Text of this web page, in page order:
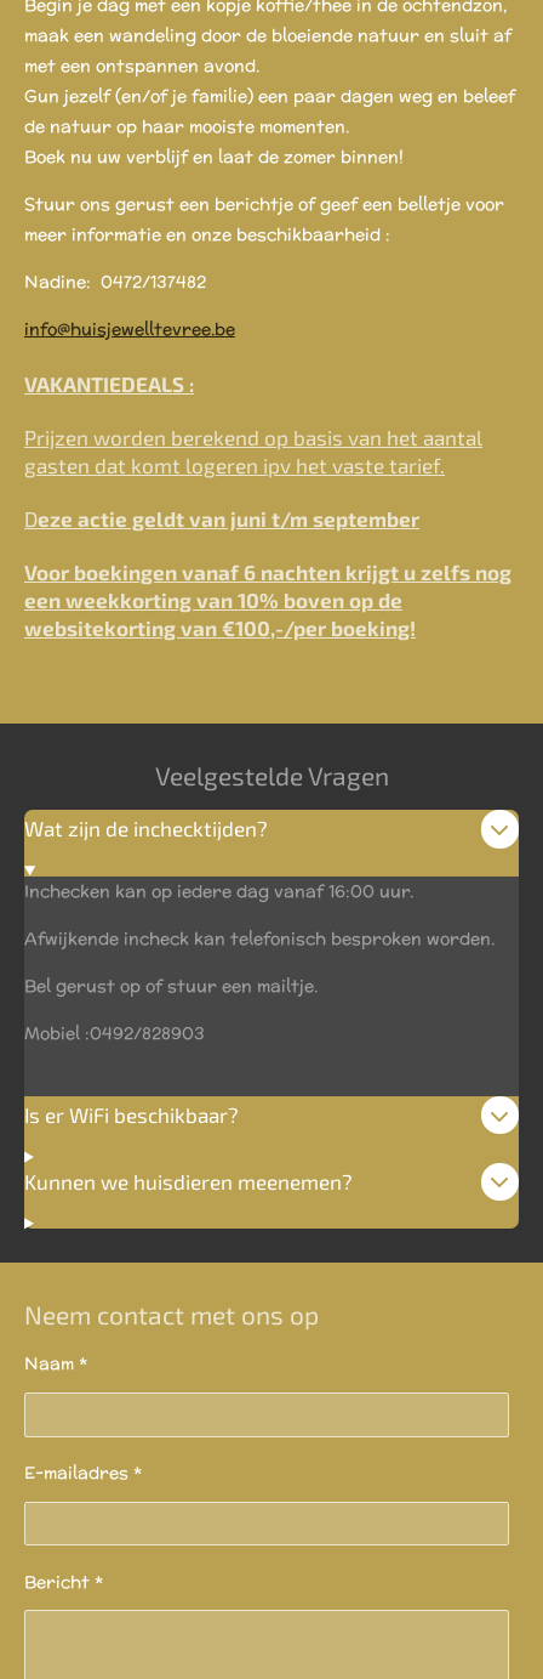
Begin je dag met een kopje koffie/thee in de ochtendzon,
maak een wandeling door de bloeiende natuur en sluit af
met een ontspannen avond.
Gun jezelf (en/of je familie) een paar dagen weg en beleef
de natuur op haar mooiste momenten.
Boek nu uw verblijf en laat de zomer binnen!
Stuur ons gerust een berichtje of geef een belletje voor
meer informatie en onze beschikbaarheid :
Nadine: 0472/137482
info@huisjewelltevree.be
VAKANTIEDEALS :
Prijzen worden berekend op basis van het aantal
gasten dat komt logeren ipv het vaste tarief.
Deze actie geldt van juni t/m september
Voor boekingen vanaf 6 nachten krijgt u zelfs nog
een weekkorting van 10% boven op de
websitekorting van €100,-/per boeking!
Veelgestelde Vragen
Wat zijn de inchecktijden?
Inchecken kan op iedere dag vanaf 16:00 uur.
Afwijkende incheck kan telefonisch besproken worden.
Bel gerust op of stuur een mailtje.
Mobiel :0492/828903
Is er WiFi beschikbaar?
Kunnen we huisdieren meenemen?
Neem contact met ons op
Naam *
E-mailadres *
Bericht *